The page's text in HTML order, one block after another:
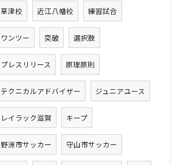
草津校 近江八幡校 練習試合
ワンツー 突破 選択肢
プレスリリース 原理原則
テクニカルアドバイザー ジュニアユース
レイラック滋賀 キープ
野洲市サッカー 守山市サッカー